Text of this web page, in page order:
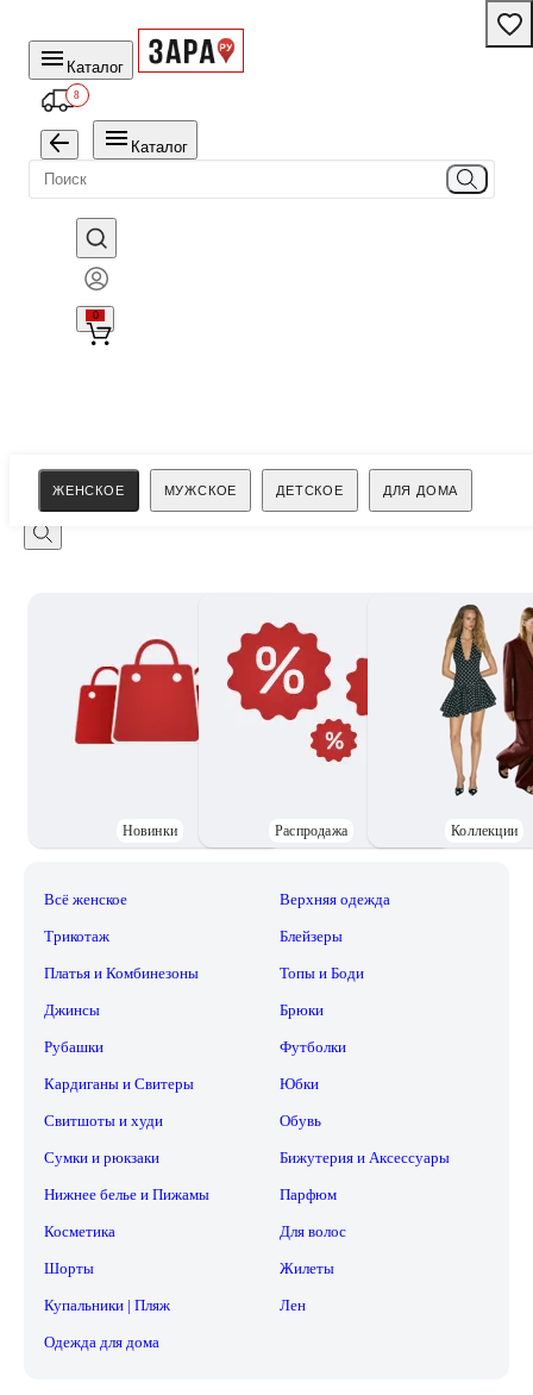
Каталог
8
Каталог
0
ЖЕНСКОЕ МУЖСКОЕ ДЕТСКОЕ ДЛЯ ДОМА
Поиск
Новинки Распродажа Коллекции
Всё женское Верхняя одежда
Трикотаж Блейзеры
Платья и Комбинезоны Топы и Боди
Джинсы Брюки
Рубашки Футболки
Кардиганы и Свитеры Юбки
Свитшоты и худи Обувь
Сумки и рюкзаки Бижутерия и Аксессуары
Нижнее белье и Пижамы Парфюм
Косметика Для волос
Шорты Жилеты
Купальники | Пляж Лен
Одежда для дома